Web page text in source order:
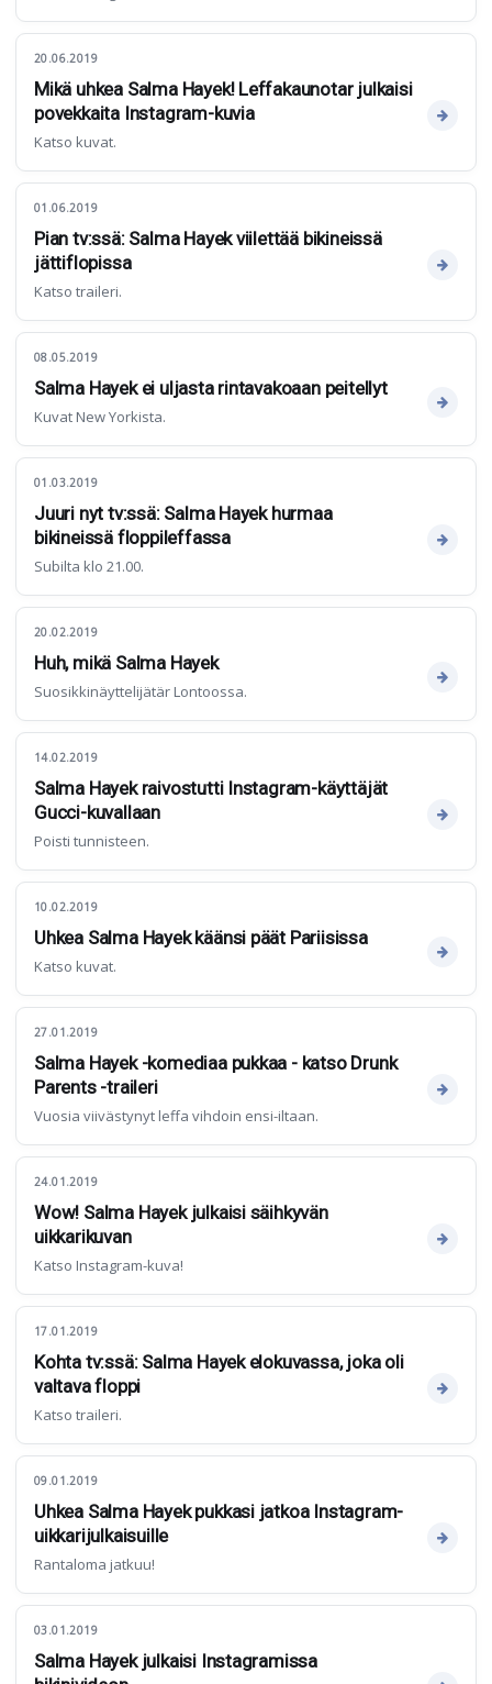
20.06.2019
Mikä uhkea Salma Hayek! Leffakaunotar julkaisi
povekkaita Instagram-kuvia
Katso kuvat.
01.06.2019
Pian tv:ssä: Salma Hayek viilettää bikineissä
jättiflopissa
Katso traileri.
08.05.2019
Salma Hayek ei uljasta rintavakoaan peitellyt
Kuvat New Yorkista.
01.03.2019
Juuri nyt tv:ssä: Salma Hayek hurmaa
bikineissä floppileffassa
Subilta klo 21.00.
20.02.2019
Huh, mikä Salma Hayek
Suosikkinäyttelijätär Lontoossa.
14.02.2019
Salma Hayek raivostutti Instagram-käyttäjät
Gucci-kuvallaan
Poisti tunnisteen.
10.02.2019
Uhkea Salma Hayek käänsi päät Pariisissa
Katso kuvat.
27.01.2019
Salma Hayek -komediaa pukkaa - katso Drunk
Parents -traileri
Vuosia viivästynyt leffa vihdoin ensi-iltaan.
24.01.2019
Wow! Salma Hayek julkaisi säihkyvän
uikkarikuvan
Katso Instagram-kuva!
17.01.2019
Kohta tv:ssä: Salma Hayek elokuvassa, joka oli
valtava floppi
Katso traileri.
09.01.2019
Uhkea Salma Hayek pukkasi jatkoa Instagram-
uikkarijulkaisuille
Rantaloma jatkuu!
03.01.2019
Salma Hayek julkaisi Instagramissa